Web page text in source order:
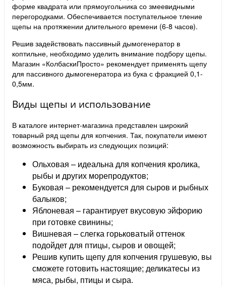
форме квадрата или прямоугольника со змеевидными
перегородками. Обеспечивается поступательное тление
щепы на протяжении длительного времени (6-8 часов).
Решив задействовать пассивный дымогенератор в
коптильне, необходимо уделить внимание подбору щепы.
Магазин «КолбаскиПросто» рекомендует применять щепу
для пассивного дымогенератора из бука с фракцией 0,1-
0,5мм.
Виды щепы и использование
В каталоге интернет-магазина представлен широкий
товарный ряд щепы для копчения. Так, покупатели имеют
возможность выбирать из следующих позиций:
Ольховая – идеальна для копчения кролика,
рыбы и других морепродуктов;
Буковая – рекомендуется для сыров и рыбных
балыков;
Яблоневая – гарантирует вкусовую эйфорию
при готовке свинины;
Вишневая – слегка горьковатый оттенок
подойдет для птицы, сыров и овощей;
Решив купить щепу для копчения грушевую, вы
сможете готовить настоящие; деликатесы из
мяса, рыбы, птицы и сыра.